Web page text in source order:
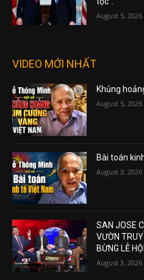
August 5, 2026
VIDEO MỚI NHẤT
Khủng
August 5, 2026
Bài toán
August 3, 2026
SAN JOSE
VƯỜN
BỪNG LỄ HỘI
August 3, 2026